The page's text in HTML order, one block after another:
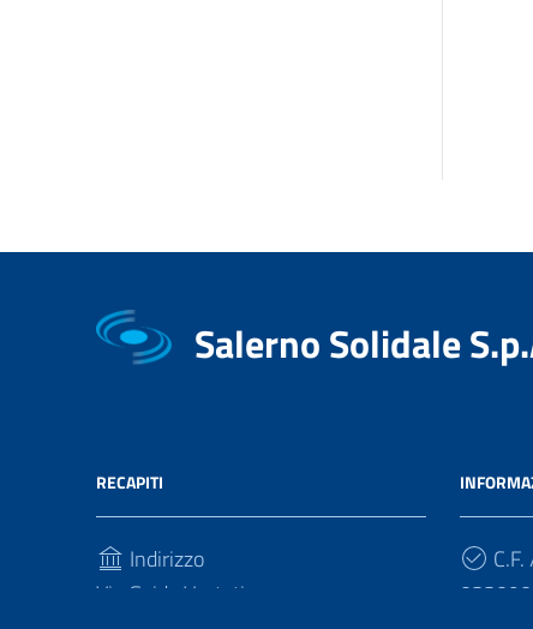
Salerno Solidale
RECAPITI
Indirizzo
Via Guido Vestuti